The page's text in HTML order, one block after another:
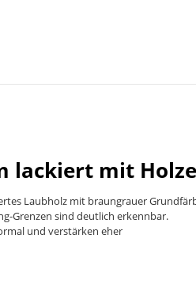
lackiert mit
Laubholz mit braungrauer
Grenzen sind deutlich erkennbar.
und verstärken eher